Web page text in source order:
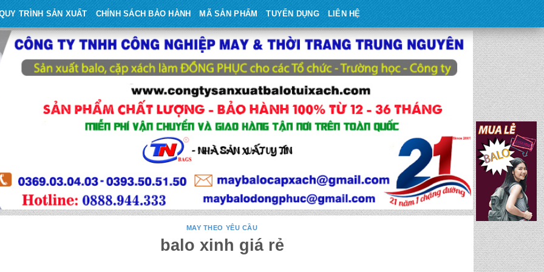
TRÌNH SẢN XUẤT CHÍNH SÁCH BẢO HÀNH MÃ SẢN PHẨM TUYỂN DỤNG LIÊN HỆ
MAY THEO YÊU CẦU
balo xinh giá rẻ